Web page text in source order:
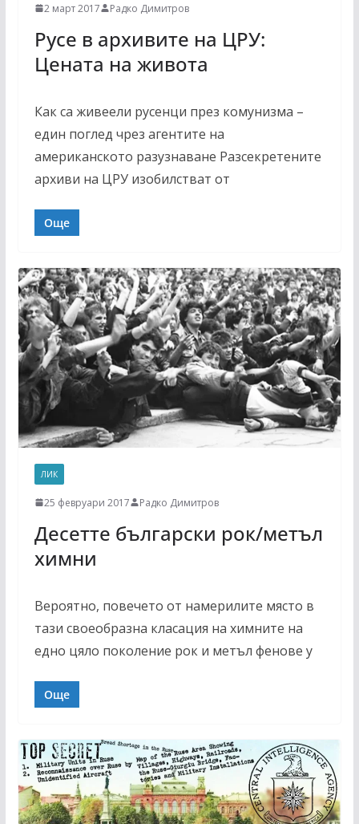
2 март 2017 Радко Димитров
Русе в архивите на ЦРУ:
Цената на живота
Как са живеели русенци през комунизма –
един поглед чрез агентите на
американското разузнаване Разсекретените
архиви на ЦРУ изобилстват от
Още
ЛИК
25 февруари 2017 Радко Димитров
Десетте български рок/метъл
химни
Вероятно, повечето от намерилите място в
тази своеобразна класация на химните на
едно цяло поколение рок и метъл фенове у
Още